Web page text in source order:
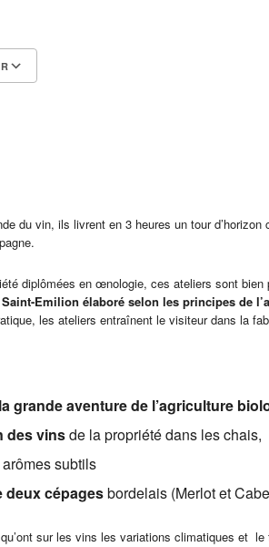
du vin, ils livrent en 3 heures un tour
diplômées en œnologie, ces ateliers sont
Emilion élaboré selon les principes de
les ateliers entraînent le visiteur dans la
la grande aventure de l’agriculture
des vinsde la propriété dans les chais,
subtils
deux cépagesbordelais (Merlot et
sur les vins les variations climatiques et